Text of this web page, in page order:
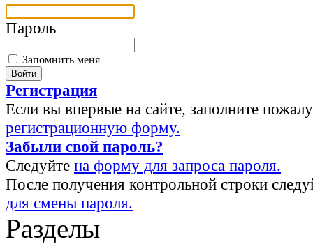
Пароль
Запомнить меня
Регистрация
Если вы впервые на сайте, заполните
регистрационную форму.
Забыли свой пароль?
Следуйте на форму для запроса пароля.
После получения контрольной строки
для смены пароля.
Разделы